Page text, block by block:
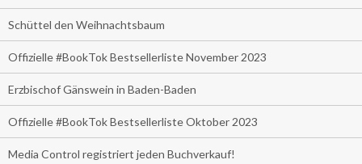
Schüttel den Weihnachtsbaum
Offizielle #BookTok Bestsellerliste November 2023
Erzbischof Gänswein in Baden-Baden
Offizielle #BookTok Bestsellerliste Oktober 2023
Media Control registriert jeden Buchverkauf!